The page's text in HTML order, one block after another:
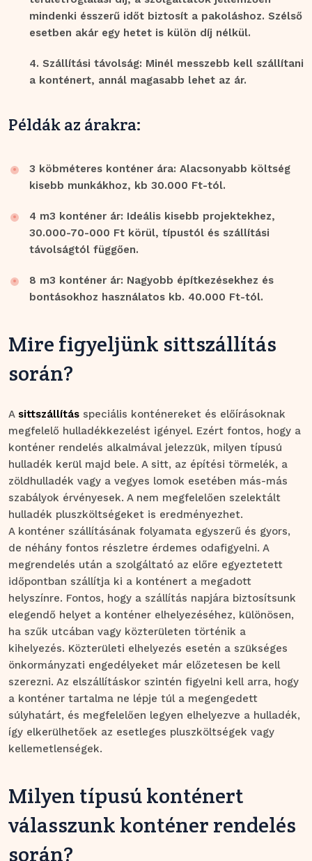
mindenki ésszerű időt biztosít a pakoláshoz. Szélső
esetben akár egy hetet is külön díj nélkül.
Szállítási távolság: Minél messzebb kell szállítani
a konténert, annál magasabb lehet az ár.
Példák az árakra:
3 köbméteres konténer ára: Alacsonyabb költség
kisebb munkákhoz, kb 30.000 Ft-tól.
4 m3 konténer ár: Ideális kisebb projektekhez,
30.000-70-000 Ft körül, típustól és szállítási
távolságtól függően.
8 m3 konténer ár: Nagyobb építkezésekhez és
bontásokhoz használatos kb. 40.000 Ft-tól.
Mire figyeljünk sittszállítás
során?
A sittszállítás speciális konténereket és előírásoknak
megfelelő hulladékkezelést igényel. Ezért fontos, hogy a
konténer rendelés alkalmával jelezzük, milyen típusú
hulladék kerül majd bele. A sitt, az építési törmelék, a
zöldhulladék vagy a vegyes lomok esetében más-más
szabályok érvényesek. A nem megfelelően szelektált
hulladék pluszköltségeket is eredményezhet.
A konténer szállításának folyamata egyszerű és gyors,
de néhány fontos részletre érdemes odafigyelni. A
megrendelés után a szolgáltató az előre egyeztetett
időpontban szállítja ki a konténert a megadott
helyszínre. Fontos, hogy a szállítás napjára biztosítsunk
elegendő helyet a konténer elhelyezéséhez, különösen,
ha szűk utcában vagy közterületen történik a
kihelyezés. Közterületi elhelyezés esetén a szükséges
önkormányzati engedélyeket már előzetesen be kell
szerezni. Az elszállításkor szintén figyelni kell arra, hogy
a konténer tartalma ne lépje túl a megengedett
súlyhatárt, és megfelelően legyen elhelyezve a hulladék,
így elkerülhetőek az esetleges pluszköltségek vagy
kellemetlenségek.
Milyen típusú konténert
válasszunk konténer rendelés
során?